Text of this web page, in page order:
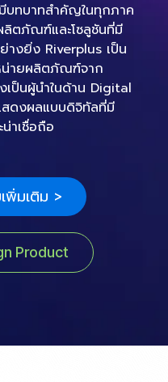
บทบาทสำคัญในทุกภาค
ลิตภัณฑ์และโซลูชันที่มี
งยิ่ง Riverplus เป็น
น่ายผลิตภัณฑ์จาก
เป็นผู้นำในด้าน Digital
สดงผลแบบดิจิทัลที่มี
าเชื่อถือ
พิ่มเติม >
Product